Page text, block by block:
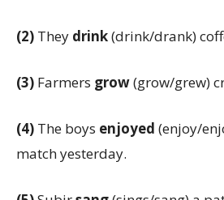
(2) They drink(drink/drank)
(3) Farmers grow(grow/grew)
(4) The boys enjoyed (enjoy/
match yesterday.